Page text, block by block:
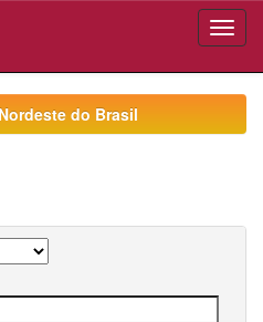
do Brasil